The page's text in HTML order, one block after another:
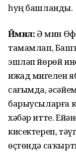
һуң башланды.
Йәмил: Ә мин
тамамлап,
эшләп йө­рөй
ижад миҙгелен
сағымда,
барыу­сыларға
хәбәр итте.
кисектереп,
өҫтөндә